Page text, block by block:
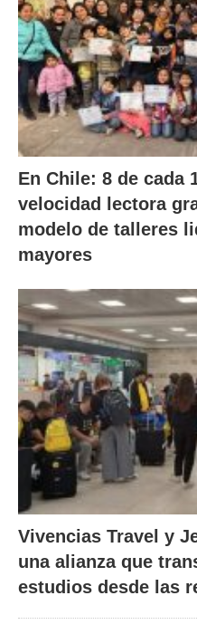
En Chile: 8 de cada
velocidad lectora
modelo de talleres
mayores
Vivencias Travel y
una alianza que
estudios desde las